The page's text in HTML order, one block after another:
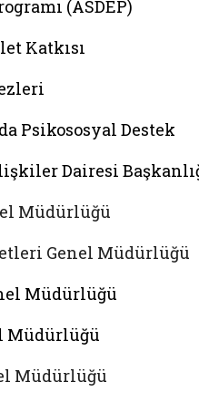
(ASDEP)
Katkısı
Psikososyal Destek
Dairesi
Müdürlüğü
Genel Müdürlüğü
Müdürlüğü
Müdürlüğü
Müdürlüğü